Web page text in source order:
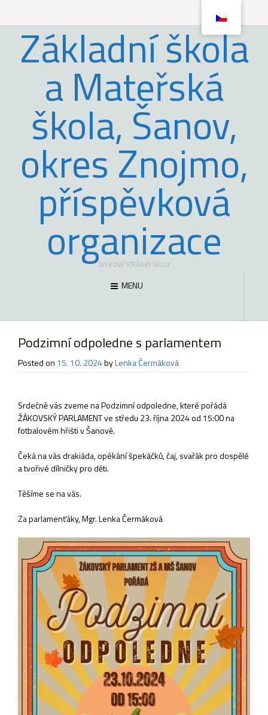
Základní škola
a Mateřská
škola, Šanov,
okres Znojmo,
příspěvková
organizace
WEBOVÉ STRÁNKY ŠKOLY
MENU
Podzimní odpoledne s parlamentem
Posted on 15. 10. 2024byLenka Čermáková
Srdečně vás zveme na Podzimní odpoledne, které pořádá
ŽÁKOVSKÝ PARLAMENT ve středu 23. října 2024 od 15:00 na
fotbalovém hřišti v Šanově.
Čeká na vás drakiáda, opékání špekáčků, čaj, svařák pro dospělé
a tvořivé dílničky pro děti.
Těšíme se na vás.
Za parlamenťáky, Mgr. Lenka Čermáková